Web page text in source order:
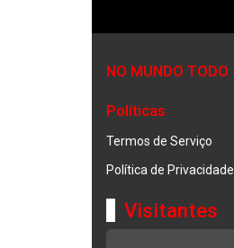
NO MUNDO TODO
Políticas
Termos de Serviço
Política de Privacidade
Visitantes